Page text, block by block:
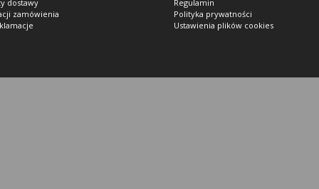
dostawy
zamówienia
Regulamin
Polityka prywatności
Ustawienia plików cookies